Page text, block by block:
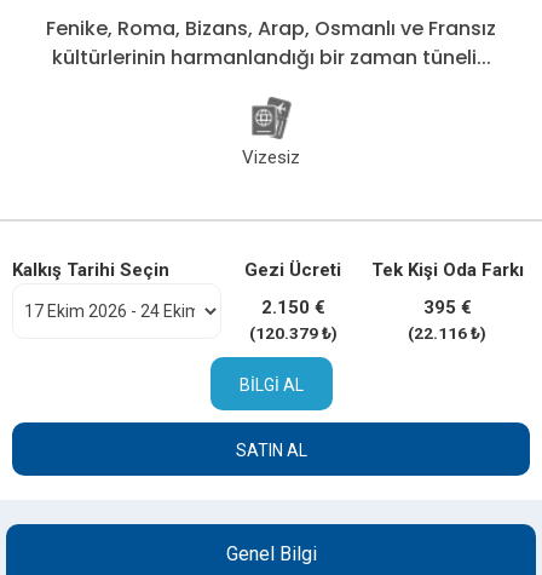
Fenike, Roma, Bizans, Arap, Osmanlı ve Fransız
kültürlerinin harmanlandığı bir zaman tüneli...
Vizesiz
Kalkış Tarihi Seçin
Gezi Ücreti
2.150 €
(120.379 ₺)
Tek Kişi Oda Farkı
395 €
(22.116 ₺)
BILGI AL
SATIN AL
Genel Bilgi